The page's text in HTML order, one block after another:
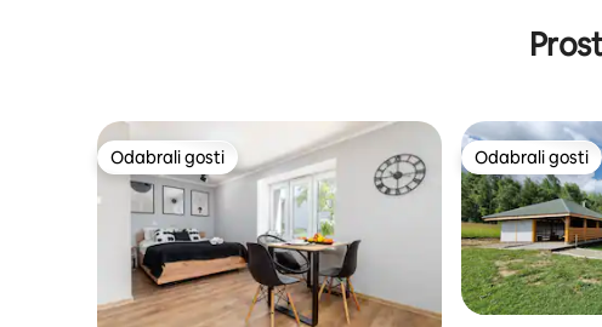
Odabrali gosti
Odabrali gosti Odabrali gosti
Odabrali gosti